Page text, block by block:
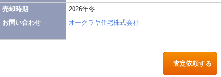
売却時期
お問い合わせ
2026年冬
オークラヤ住宅株式会社
査定依頼する